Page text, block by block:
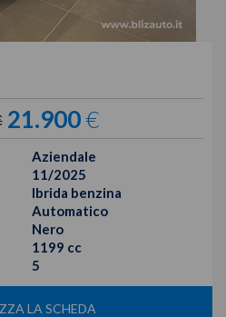
21.900€
Aziendale
11/2025
Ibrida benzina
Automatico
Nero
1199 cc
5
LA SCHEDA